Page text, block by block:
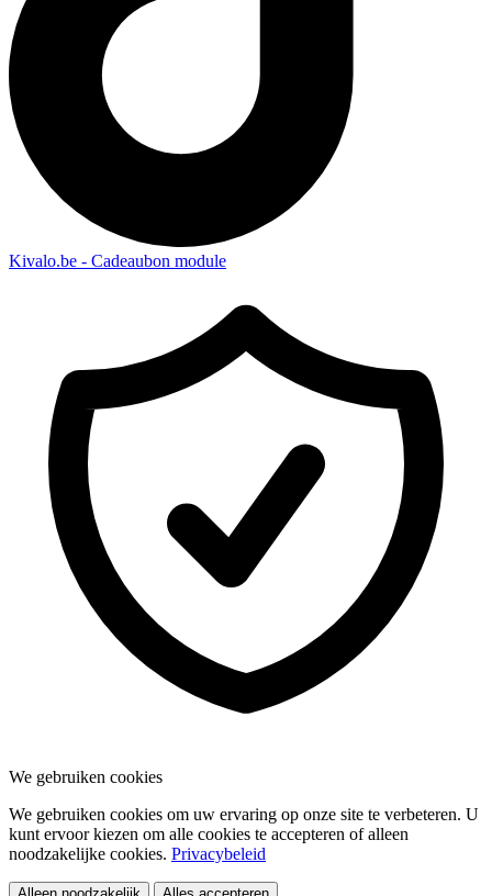
Kivalo.be - Cadeaubon module
We gebruiken cookies
We gebruiken cookies om uw ervaring op onze site te verbeteren. U
kunt ervoor kiezen om alle cookies te accepteren of alleen
noodzakelijke cookies. Privacybeleid